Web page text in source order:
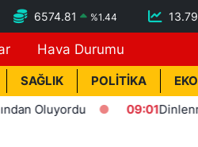
6574.81 %1.44
Hava Durumu
SAĞLIK POLİTİKA
09:01 Dinlenme